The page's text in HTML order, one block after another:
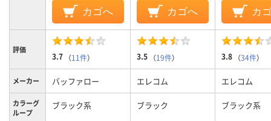
カゴへ カゴへ カ
評価
3.7 （11件） 3.5 （19件） 3.8 （34件）
メーカー バッファロー エレコム エレコム
カラーグ
ループ
ブラック系 ブラック ブラック系